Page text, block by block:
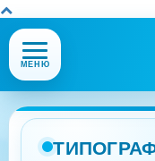
Открыть
или
меню
сайта
МЕНЮ